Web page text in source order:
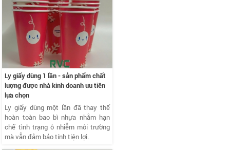
Ly giấy dùng 1 lần - sản phẩm chất
lượng được nhà kinh doanh ưu tiên
lựa chọn
Ly giấy dùng một lần đã thay thế
hoàn toàn bao bì nhựa nhằm hạn
chế tình trạng ô nhiễm môi trường
mà vẫn đảm bảo tính tiện lợi.